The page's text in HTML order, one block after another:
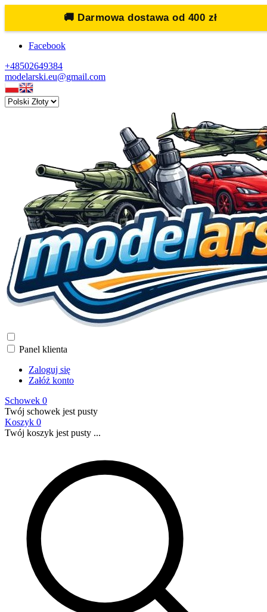
🚚 Darmowa dostawa od 400 zł
Facebook
+48502649384
modelarski.eu@gmail.com
Panel klienta
Zaloguj się
Załóż konto
Schowek 0
Twój schowek jest pusty
Koszyk 0
Twój koszyk jest pusty ...